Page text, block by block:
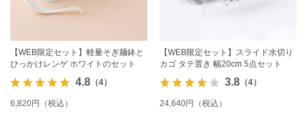
【WEB限定セット】軽量そぎ麺鉢と
ひっかけレンゲ ホワイトのセット
4.8（4）
6,820円（税込）
【WEB限定セット】スライド水切り
カゴ タテ置き 幅20cm 5点セット
3.8（4）
24,640円（税込）